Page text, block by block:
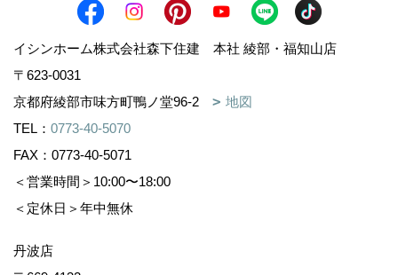
イシンホーム株式会社森下住建 本社 綾部・福知山店
〒623-0031
京都府綾部市味方町鴨ノ堂96-2
地図
TEL： 0773-40-5070
FAX：0773-40-5071
＜営業時間＞10:00〜18:00
＜定休日＞年中無休
丹波店